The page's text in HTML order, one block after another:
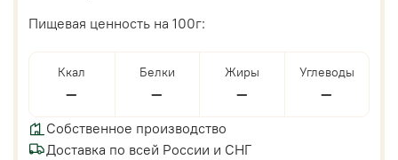
Пищевая ценность на 100г:
Ккал
—
Белки
—
Жиры
—
Углеводы
—
Собственное производство
Доставка по всей России и СНГ